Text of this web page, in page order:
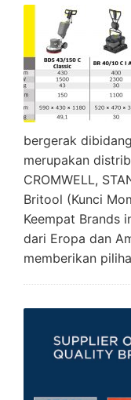
bergerak
merupakan
CROMWELL,
Britool (Kunci
Keempat Brands
dari Eropa dan
memberikan